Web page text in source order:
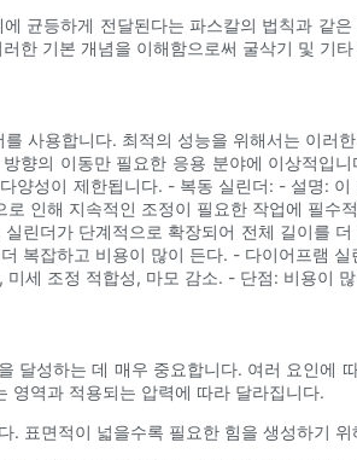
균등하게 전달된다는 파스칼의 법칙과 같
한 기본 개념을 이해함으로써 굴삭기 및 기
사용합니다. 최적의 성능을 위해서는 이
향의 이동만 필요한 응용 분야에 이상적입
양성이 제한됩니다. - 복동 실린더: - 설명:
인해 지속적인 조정이 필요한 작업에 필
린더가 단계적으로 확장되어 전체 길이를
복잡하고 비용이 많이 든다. - 다이어프램
세 조정 적합성, 마모 감소. - 단점: 비용이
달성하는 데 매우 중요합니다. 여러 요인
영역과 적용되는 압력에 따라 달라집니다.
표면적이 넓을수록 필요한 힘을 생성하기